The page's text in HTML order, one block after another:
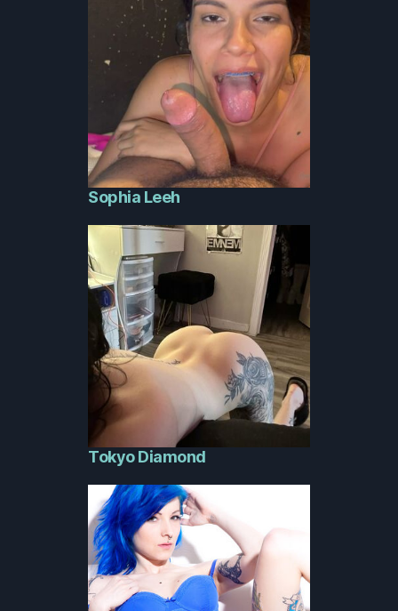
Sophia Leeh
Tokyo Diamond